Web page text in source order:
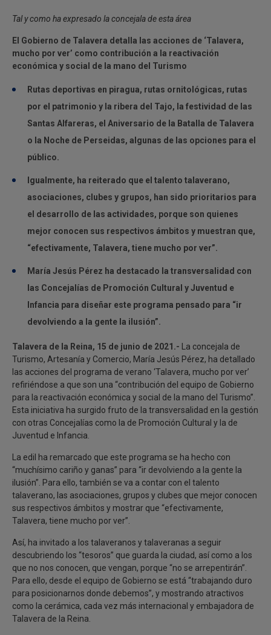
Tal y como ha expresado la concejala de esta área
El Gobierno de Talavera detalla las acciones de ‘Talavera,
mucho por ver’ como contribución a la reactivación
económica y social de la mano del Turismo
Rutas deportivas en piragua, rutas ornitológicas, rutas
por el patrimonio y la ribera del Tajo, la festividad de las
Santas Alfareras, el Aniversario de la Batalla de Talavera
o la Noche de Perseidas, algunas de las opciones para el
público.
Igualmente, ha reiterado que el talento talaverano,
asociaciones, clubes y grupos, han sido prioritarios para
el desarrollo de las actividades, porque son quienes
mejor conocen sus respectivos ámbitos y muestran que,
“efectivamente, Talavera, tiene mucho por ver”.
María Jesús Pérez ha destacado la transversalidad con
las Concejalías de Promoción Cultural y Juventud e
Infancia para diseñar este programa pensado para “ir
devolviendo a la gente la ilusión”.
Talavera de la Reina, 15 de junio de 2021.- La concejala de
Turismo, Artesanía y Comercio, María Jesús Pérez, ha detallado
las acciones del programa de verano ‘Talavera, mucho por ver’
refiriéndose a que son una “contribución del equipo de Gobierno
para la reactivación económica y social de la mano del Turismo”.
Esta iniciativa ha surgido fruto de la transversalidad en la gestión
con otras Concejalías como la de Promoción Cultural y la de
Juventud e Infancia.
La edil ha remarcado que este programa se ha hecho con
“muchísimo cariño y ganas” para “ir devolviendo a la gente la
ilusión”. Para ello, también se va a contar con el talento
talaverano, las asociaciones, grupos y clubes que mejor conocen
sus respectivos ámbitos y mostrar que “efectivamente,
Talavera, tiene mucho por ver”.
Así, ha invitado a los talaveranos y talaveranas a seguir
descubriendo los “tesoros” que guarda la ciudad, así como a los
que no nos conocen, que vengan, porque “no se arrepentirán”.
Para ello, desde el equipo de Gobierno se está “trabajando duro
para posicionarnos donde debemos”, y mostrando atractivos
como la cerámica, cada vez más internacional y embajadora de
Talavera de la Reina.